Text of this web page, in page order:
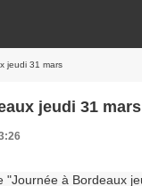
jeudi 31 mars
jeudi 31 mars